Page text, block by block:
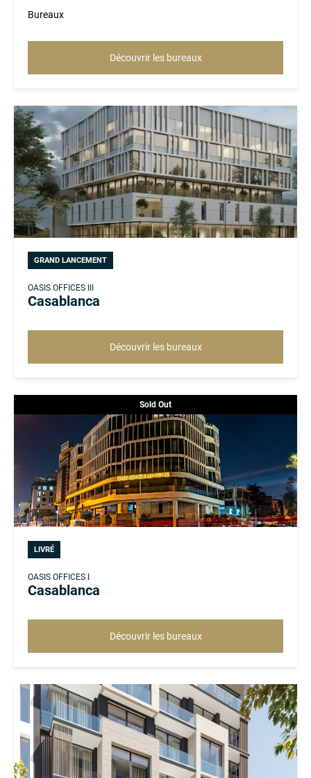
Bureaux
Découvrir les bureaux
GRAND LANCEMENT
OASIS OFFICES III
Casablanca
Découvrir les bureaux
Sold Out
LIVRÉ
OASIS OFFICES I
Casablanca
Découvrir les bureaux